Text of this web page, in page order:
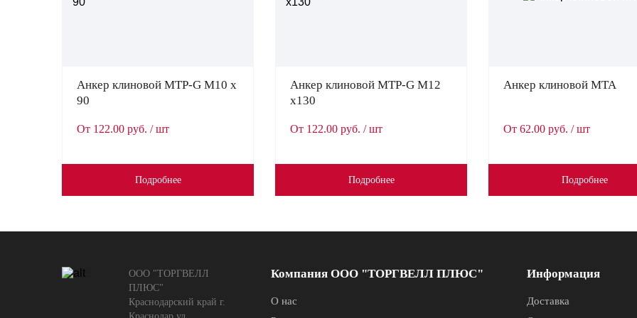
Анкер клиновой MTP-G M10 x
90
От 122.00 руб. / шт
Подробнее
Анкер клиновой MTP-G M12
x130
От 122.00 руб. / шт
Подробнее
Анкер клиновой MTA
От 62.00 руб. / шт
Подробнее
ООО "ТОРГВЕЛЛ
ПЛЮС"
Краснодарский край г.
Компания ООО "ТОРГВЕЛЛ ПЛЮС"
О нас
Информация
Доставка